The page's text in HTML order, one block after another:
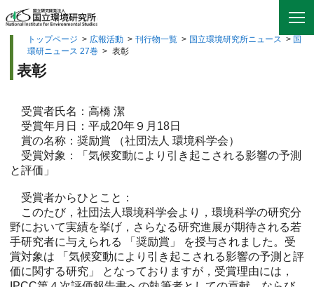
トップページ > 広報活動 > 刊行物一覧 > 国立環境研究所ニュース > 国
環研ニュース 27巻 > 表彰
表彰
受賞者氏名：高橋 潔
受賞年月日：平成20年９月18日
賞の名称：奨励賞 （社団法人 環境科学会）
受賞対象：「気候変動により引き起こされる影響の予測
と評価」
受賞者からひとこと：
このたび，社団法人環境科学会より，環境科学の研究分
野において実績を挙げ，さらなる研究進展が期待される若
手研究者に与えられる 「奨励賞」 を授与されました。受
賞対象は 「気候変動により引き起こされる影響の予測と評
価に関する研究」 となっておりますが，受賞理由には，